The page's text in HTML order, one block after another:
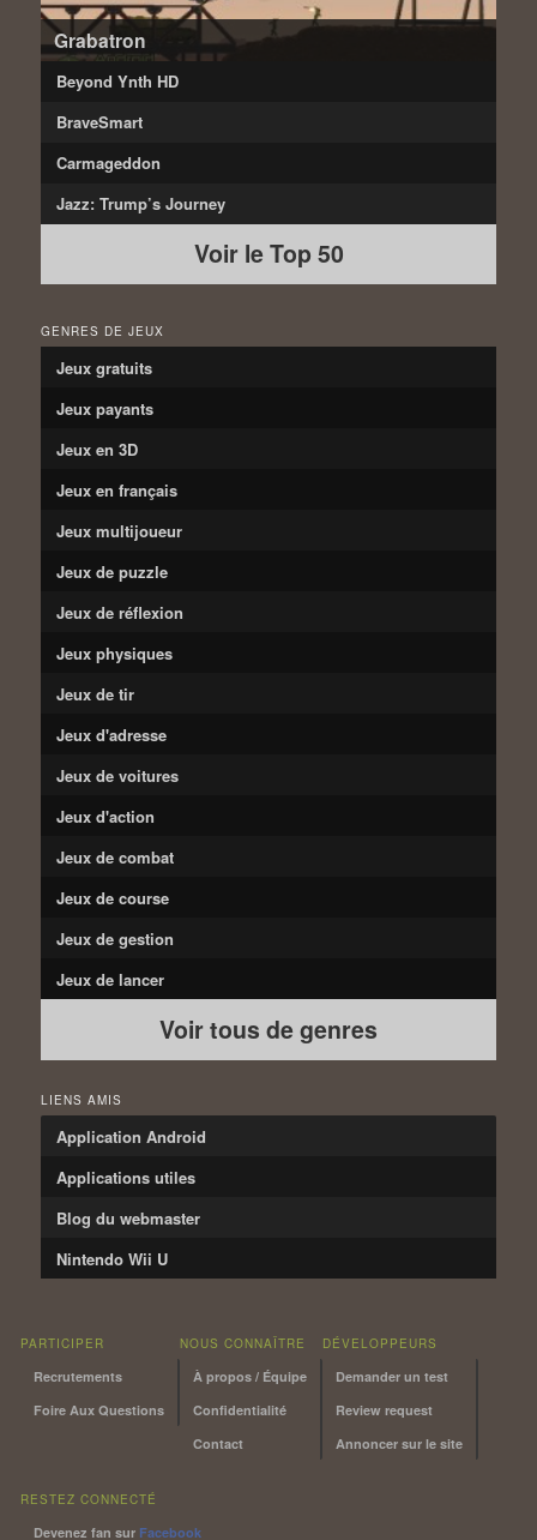
Grabatron
Beyond Ynth HD
BraveSmart
Carmageddon
Jazz: Trump’s Journey
Voir le Top 50
GENRES DE JEUX
Jeux gratuits
Jeux payants
Jeux en 3D
Jeux en français
Jeux multijoueur
Jeux de puzzle
Jeux de réflexion
Jeux physiques
Jeux de tir
Jeux d'adresse
Jeux de voitures
Jeux d'action
Jeux de combat
Jeux de course
Jeux de gestion
Jeux de lancer
Voir tous de genres
LIENS AMIS
Application Android
Applications utiles
Blog du webmaster
Nintendo Wii U
PARTICIPER
Recrutements
Foire Aux Questions
NOUS CONNAÎTRE
À propos / Équipe
Confidentialité
Contact
DÉVELOPPEURS
Demander un test
Review request
Annoncer sur le site
RESTEZ CONNECTÉ
Devenez fan sur Facebook